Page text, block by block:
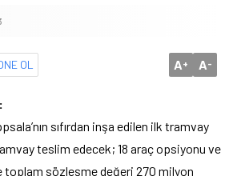
OL A+ A-
sıfırdan inşa edilen ilk tramvay
teslim edecek; 18 araç opsiyonu ve
toplam sözleşme değeri 270 milyon